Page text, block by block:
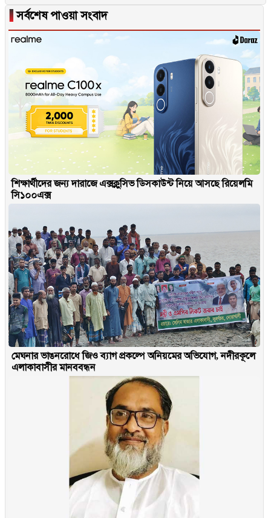
▐সর্বশেষ পাওয়া সংবাদ
শিক্ষার্থীদের জন্য দারাজে এক্সক্লুসিভ ডিসকাউন্ট নিয়ে আসছে রিয়েলমি
সি১০০এক্স
মেঘনার ভাঙনরোধে জিও ব্যাগ প্রকল্পে অনিয়মের অভিযোগ, নদীরকূলে
এলাকাবাসীর মানববন্ধন